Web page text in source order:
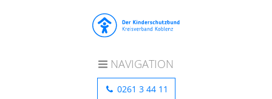
NAVIGATION
0261 3 44 11